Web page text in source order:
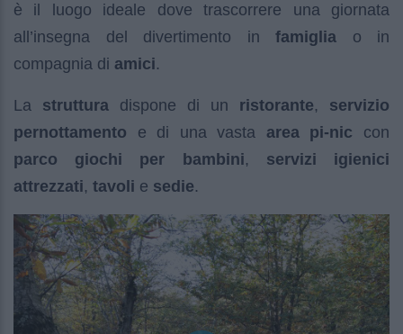
è il luogo ideale dove trascorrere una giornata
all’insegna del divertimento in famiglia o in
compagnia di amici.
La struttura dispone di un ristorante, servizio
pernottamento e di una vasta area pi-nic con
parco giochi per bambini, servizi igienici
attrezzati, tavoli e sedie.